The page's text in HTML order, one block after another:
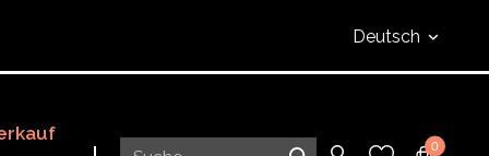
Deutsch
0